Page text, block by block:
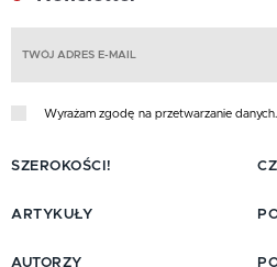
Wyrażam zgodę na przetwarzanie danych.
SZEROKOŚCI!
ARTYKUŁY
AUTORZY